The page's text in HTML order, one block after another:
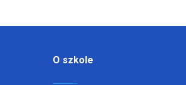
O szkole